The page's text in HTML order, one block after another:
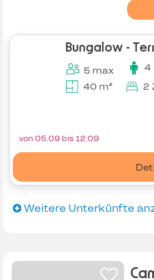
Bungalow -
5 max 4
40 m²
2
von 05.09 bis 12.09
Weitere Unterkünfte